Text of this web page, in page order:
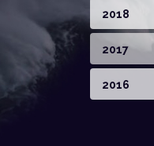
2018
2017
2016